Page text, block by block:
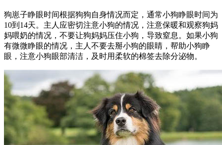
狗崽子睁眼时间根据狗狗自身情况而定，通常小狗睁眼时间为
10到14天。主人应密切注意小狗的情况，注意保暖和观察狗妈
妈喂奶的情况，不要让狗妈妈压住小狗，导致窒息。如果小狗
有微微睁眼的情况，主人不要去掰小狗的眼睛，帮助小狗睁
眼，注意小狗眼部清洁，及时用柔软的棉签去除分泌物。